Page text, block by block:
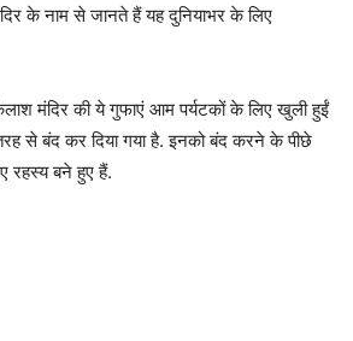
के नाम से जानते हैं यह दुनियाभर के लिए
मंदिर की ये गुफाएं आम पर्यटकों के लिए खुली हुईं
से बंद कर दिया गया है. इनको बंद करने के पीछे
रहस्य बने हुए हैं.